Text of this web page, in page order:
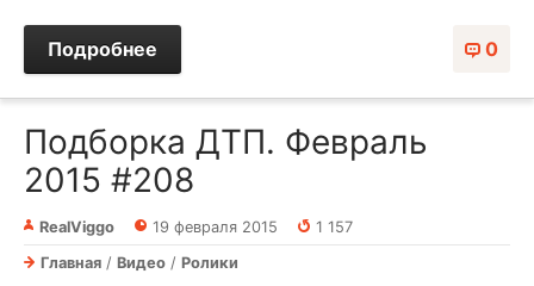
0
Подробнее
Подборка ДТП. Февраль
2015 #208
RealViggo 19 февраля 2015
1 157
Главная / Видео / Ролики